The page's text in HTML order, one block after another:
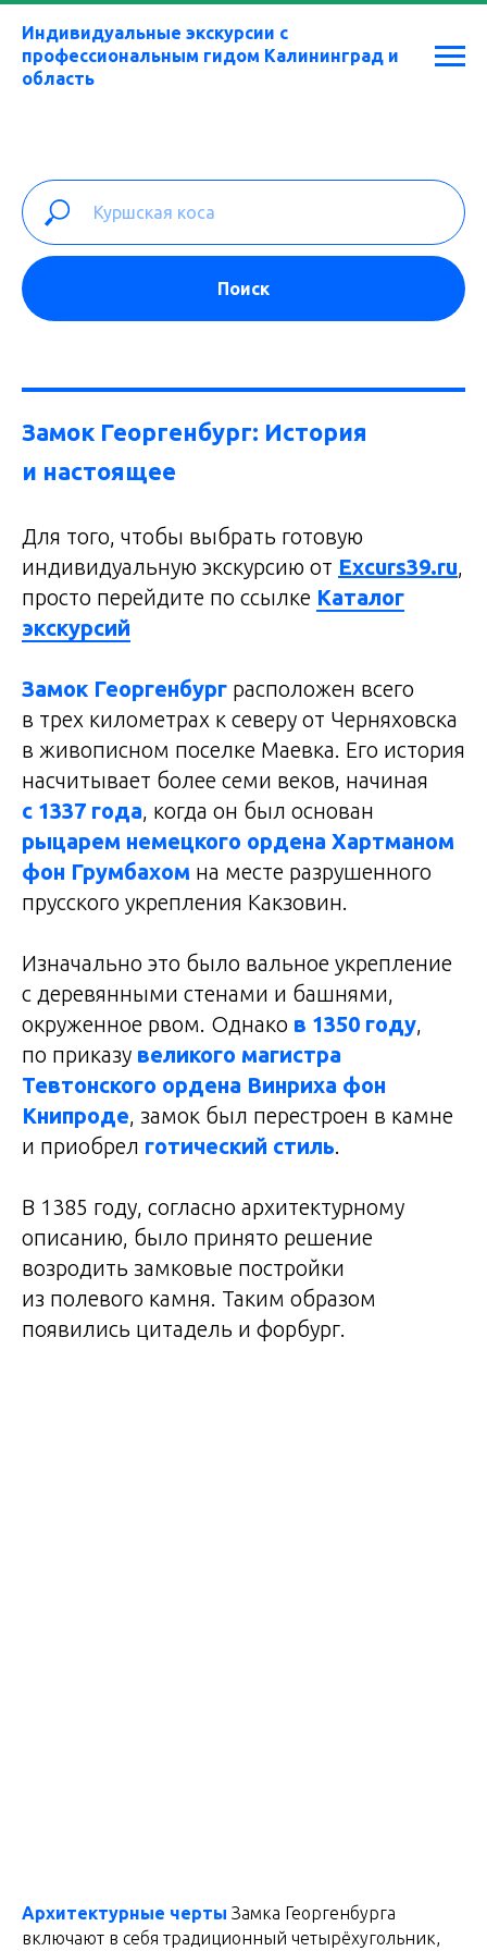
Индивидуальные экскурсии с
профессиональным гидом Калининград и
область
Поиск
Замок Георгенбург: История
и настоящее
Для того, чтобы выбрать готовую
индивидуальную экскурсию от Excurs39.ru,
просто перейдите по ссылке Каталог
экскурсий
Замок Георгенбург расположен всего
в трех километрах к северу от Черняховска
в живописном поселке Маевка. Его история
насчитывает более семи веков, начиная
с 1337 года, когда он был основан
рыцарем немецкого ордена Хартманом
фон Грумбахом на месте разрушенного
прусского укрепления Какзовин.
Изначально это было вальное укрепление
с деревянными стенами и башнями,
окруженное рвом. Однако в 1350 году,
по приказу великого магистра
Тевтонского ордена Винриха фон
Книпроде, замок был перестроен в камне
и приобрел готический стиль.
В 1385 году, согласно архитектурному
описанию, было принято решение
возродить замковые постройки
из полевого камня. Таким образом
появились цитадель и форбург.
Архитектурные черты Замка Георгенбурга
включают в себя традиционный четырёхугольник,